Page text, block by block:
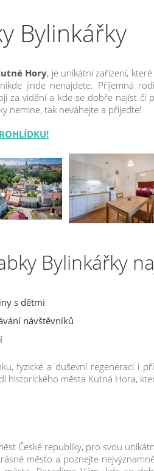
Bylinkářky
Hory, je unikátní zařízení,
jinde nenajdete. Příjemná
za vidění a kde se dobře najíst či
nemine, tak neváhejte a přijeďte!
Bylinkářky
s dětmi
návštěvníků
fyzické a duševní regeneraci i
historického města Kutná Hora,
České republiky, pro svou
město a poznejte